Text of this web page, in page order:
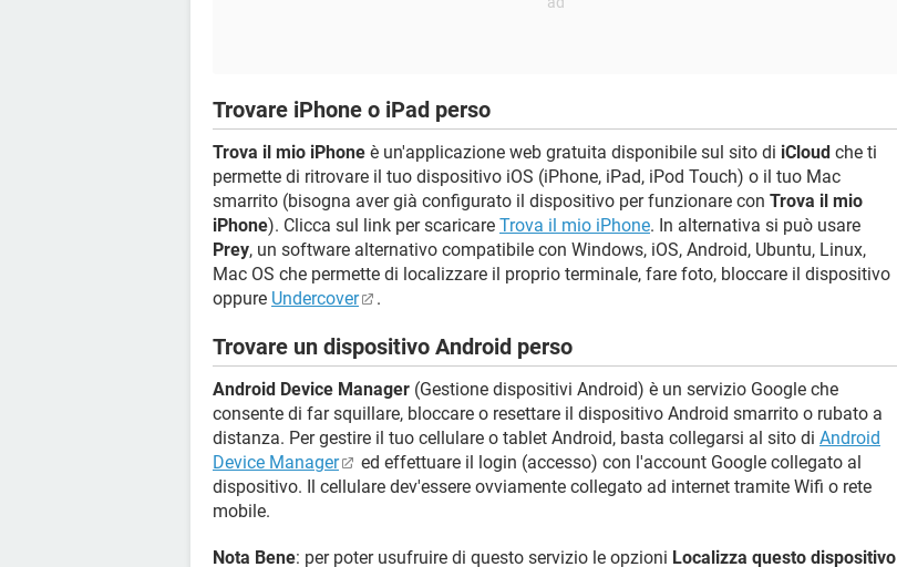
Trovare iPhone o iPad perso
Trova il mio iPhone è un'applicazione web gratuita disponibile sul sito di iCloud che ti
permette di ritrovare il tuo dispositivo iOS (iPhone, iPad, iPod Touch) o il tuo Mac
smarrito (bisogna aver già configurato il dispositivo per funzionare con Trova il mio
iPhone). Clicca sul link per scaricare Trova il mio iPhone. In alternativa si può usare
Prey, un software alternativo compatibile con Windows, iOS, Android, Ubuntu, Linux,
Mac OS che permette di localizzare il proprio terminale, fare foto, bloccare il dispositivo
oppure Undercover .
Trovare un dispositivo Android perso
Android Device Manager (Gestione dispositivi Android) è un servizio Google che
consente di far squillare, bloccare o resettare il dispositivo Android smarrito o rubato a
distanza. Per gestire il tuo cellulare o tablet Android, basta collegarsi al sito di Android
Device Manager
ed effettuare il login (accesso) con l'account Google collegato al
dispositivo. Il cellulare dev'essere ovviamente collegato ad internet tramite Wifi o rete
mobile.
Nota Bene: per poter usufruire di questo servizio le opzioni Localizza questo dispositivo